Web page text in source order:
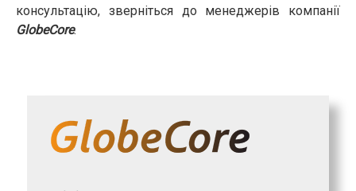
консультацію, зверніться до менеджерів компанії
GlobeCore.